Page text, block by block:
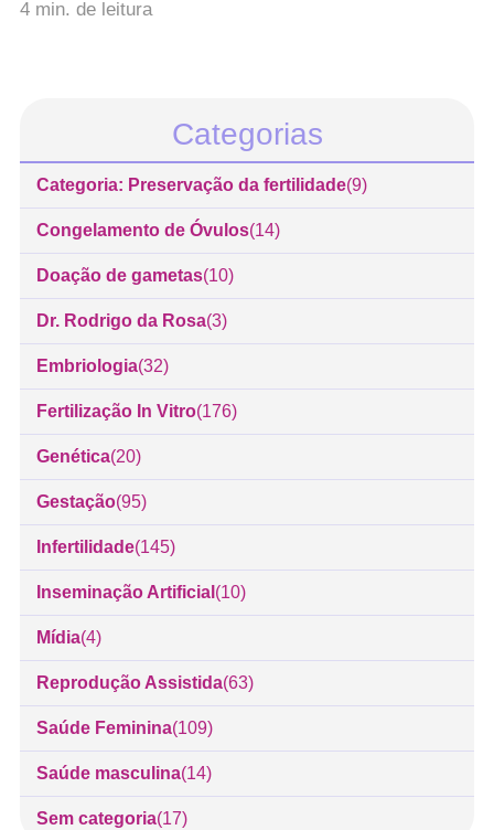
4 min. de leitura
Categorias
Categoria: Preservação da fertilidade(9)
Congelamento de Óvulos(14)
Doação de gametas(10)
Dr. Rodrigo da Rosa(3)
Embriologia(32)
Fertilização In Vitro(176)
Genética(20)
Gestação(95)
Infertilidade(145)
Inseminação Artificial (10)
Mídia(4)
Reprodução Assistida(63)
Saúde Feminina(109)
Saúde masculina(14)
Sem categoria(17)